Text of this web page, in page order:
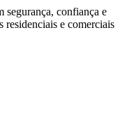
segurança, confiança e
residenciais e comerciais